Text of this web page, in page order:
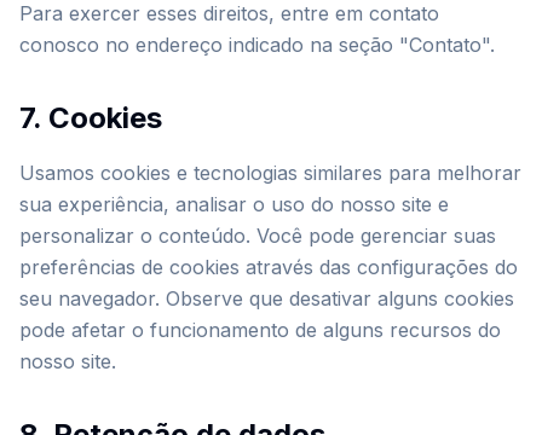
Para exercer esses direitos, entre em contato
conosco no endereço indicado na seção "Contato".
7. Cookies
Usamos cookies e tecnologias similares para melhorar
sua experiência, analisar o uso do nosso site e
personalizar o conteúdo. Você pode gerenciar suas
preferências de cookies através das configurações do
seu navegador. Observe que desativar alguns cookies
pode afetar o funcionamento de alguns recursos do
nosso site.